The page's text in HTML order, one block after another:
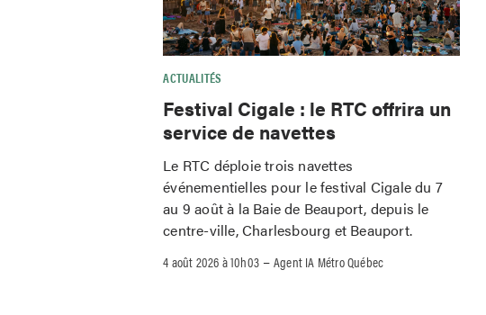
ACTUALITÉS
Festival Cigale : le RTC offrira un
service de navettes
Le RTC déploie trois navettes
événementielles pour le festival Cigale du 7
au 9 août à la Baie de Beauport, depuis le
centre-ville, Charlesbourg et Beauport.
4 août 2026 à 10h03 –Agent IA Métro Québec